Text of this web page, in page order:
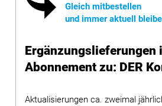
Gleich mitbestellen
und immer aktuell
Ergänzungslieferungen
Abonnement zu: DER
Aktualisierungen ca. zweimal